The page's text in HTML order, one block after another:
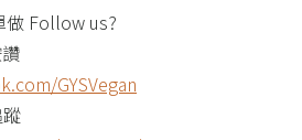
做 Follow us?​
GYSVegan​